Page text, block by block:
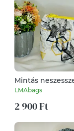
Mintás
geometriai
LMAbags
2 900 Ft